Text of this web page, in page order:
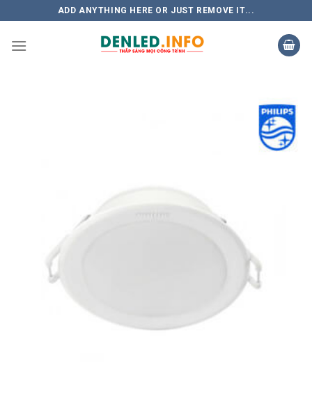
to
content
ADD ANYTHING HERE OR JUST REMOVE IT...